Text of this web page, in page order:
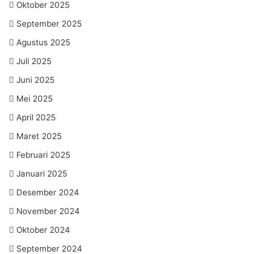
Oktober 2025
September 2025
Agustus 2025
Juli 2025
Juni 2025
Mei 2025
April 2025
Maret 2025
Februari 2025
Januari 2025
Desember 2024
November 2024
Oktober 2024
September 2024